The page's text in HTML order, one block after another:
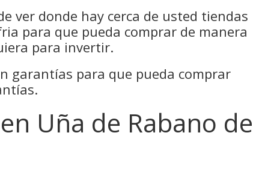
ver donde hay cerca de usted tiendas
para que pueda comprar de manera
para invertir.
garantías para que pueda comprar
Uña de Rabano de